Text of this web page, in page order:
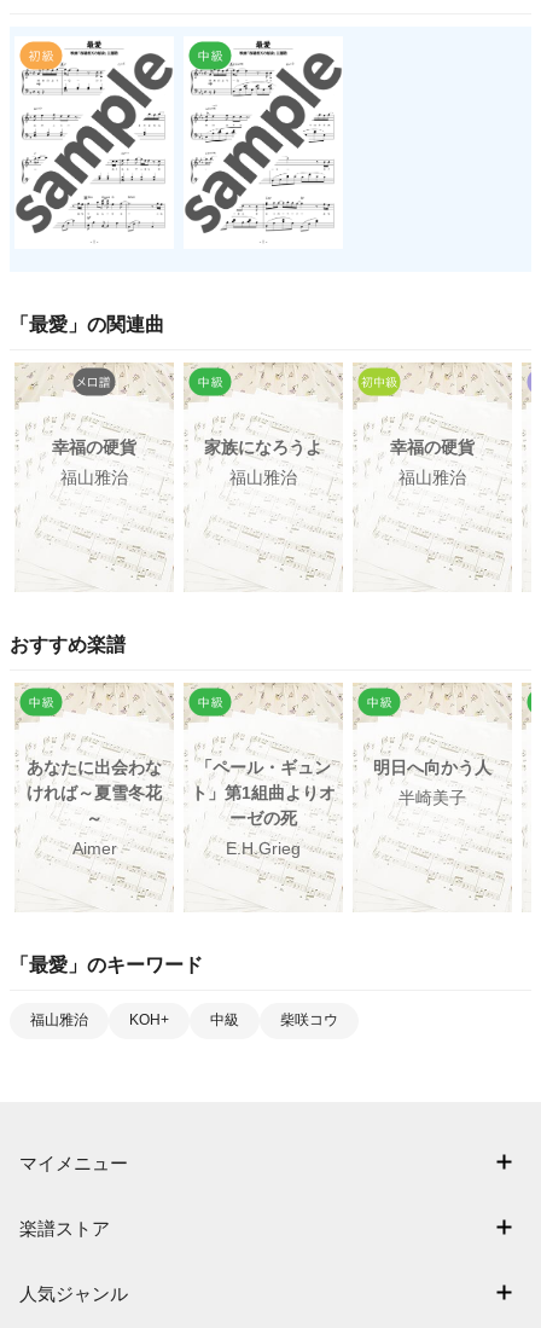
「 最愛 」の関連曲
幸福の硬貨
福山雅治
家族になろうよ
福山雅治
幸福の硬貨
福山雅治
おすすめ楽譜
あなたに出会わな
ければ～夏雪冬花
～
Aimer
「ペール・ギュン
ト」第1組曲よりオ
ーゼの死
E.H.Grieg
明日へ向かう人
半崎美子
「 最愛 」のキーワード
福山雅治 KOH+ 中級 柴咲コウ
マイメニュー
退会はこちら
楽譜ストア
人気ジャンル